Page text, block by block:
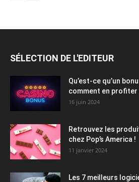
SÉLECTION DE L'EDITEUR
Qu’est-ce qu’un
comment en profiter
16 juin 2024
Retrouvez les
chez Pop’s America !
11 janvier 2024
Les 7 meilleurs